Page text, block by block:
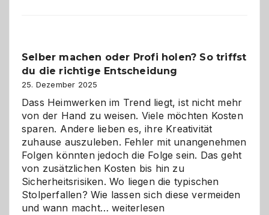
Herausforderungen
und
Zukunft
Selber machen oder Profi holen? So triffst
du die richtige Entscheidung
25. Dezember 2025
Dass Heimwerken im Trend liegt, ist nicht mehr
von der Hand zu weisen. Viele möchten Kosten
sparen. Andere lieben es, ihre Kreativität
zuhause auszuleben. Fehler mit unangenehmen
Folgen könnten jedoch die Folge sein. Das geht
von zusätzlichen Kosten bis hin zu
Sicherheitsrisiken. Wo liegen die typischen
Stolperfallen? Wie lassen sich diese vermeiden
und wann macht…Selber
weiterlesen